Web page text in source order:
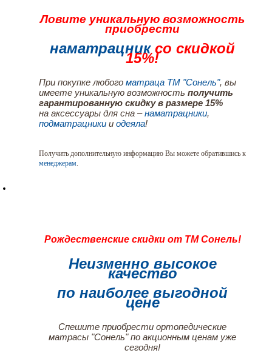
Ловите уникальную возможность
приобрести
наматрацниксо скидкой
15%!
При покупке любого матраца ТМ "Сонель", вы
имеете уникальную возможность получить
гарантированную скидку в размере 15%
на аксессуары для сна –наматрацники,
подматрацникии одеяла!
Получить дополнительную информацию Вы можете обратившись к
менеджерам.
Рождественские скидки от ТМ Сонель!
Неизменно высокое
качество
по наиболее выгодной
цене
Спешите приобрести ортопедические
матрасы "Сонель" по акционным ценам уже
сегодня!